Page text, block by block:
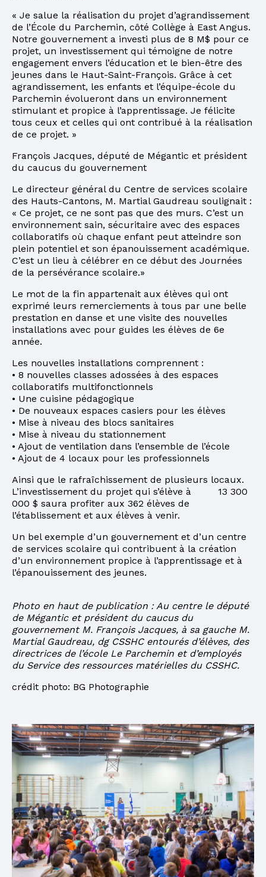
« Je salue la réalisation du projet d’agrandissement
de l’École du Parchemin, côté Collège à East Angus.
Notre gouvernement a investi plus de 8 M$ pour ce
projet, un investissement qui témoigne de notre
engagement envers l’éducation et le bien-être des
jeunes dans le Haut-Saint-François. Grâce à cet
agrandissement, les enfants et l’équipe-école du
Parchemin évolueront dans un environnement
stimulant et propice à l’apprentissage. Je félicite
tous ceux et celles qui ont contribué à la réalisation
de ce projet. »
François Jacques, député de Mégantic et président
du caucus du gouvernement
Le directeur général du Centre de services scolaire
des Hauts-Cantons, M. Martial Gaudreau soulignait :
« Ce projet, ce ne sont pas que des murs. C’est un
environnement sain, sécuritaire avec des espaces
collaboratifs où chaque enfant peut atteindre son
plein potentiel et son épanouissement académique.
C’est un lieu à célébrer en ce début des Journées
de la persévérance scolaire.»
Le mot de la fin appartenait aux élèves qui ont
exprimé leurs remerciements à tous par une belle
prestation en danse et une visite des nouvelles
installations avec pour guides les élèves de 6e
année.
Les nouvelles installations comprennent :
• 8 nouvelles classes adossées à des espaces
collaboratifs multifonctionnels
• Une cuisine pédagogique
• De nouveaux espaces casiers pour les élèves
• Mise à niveau des blocs sanitaires
• Mise à niveau du stationnement
• Ajout de ventilation dans l’ensemble de l’école
• Ajout de 4 locaux pour les professionnels
Ainsi que le rafraîchissement de plusieurs locaux.
L’investissement du projet qui s’élève à 13 300
000 $ saura profiter aux 362 élèves de
l’établissement et aux élèves à venir.
Un bel exemple d’un gouvernement et d’un centre
de services scolaire qui contribuent à la création
d’un environnement propice à l’apprentissage et à
l’épanouissement des jeunes.
Photo en haut de publication : Au centre le député
de Mégantic et président du caucus du
gouvernement M. François Jacques, à sa gauche M.
Martial Gaudreau, dg CSSHC entourés d’élèves, des
directrices de l’école Le Parchemin et d’employés
du Service des ressources matérielles du CSSHC.
crédit photo: BG Photographie